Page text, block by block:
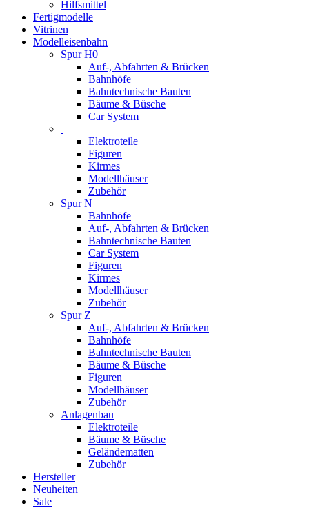
Hilfsmittel
Fertigmodelle
Vitrinen
Modelleisenbahn
Spur H0
Auf-, Abfahrten & Brücken
Bahnhöfe
Bahntechnische Bauten
Bäume & Büsche
Car System
Elektroteile
Figuren
Kirmes
Modellhäuser
Zubehör
Spur N
Bahnhöfe
Auf-, Abfahrten & Brücken
Bahntechnische Bauten
Car System
Figuren
Kirmes
Modellhäuser
Zubehör
Spur Z
Auf-, Abfahrten & Brücken
Bahnhöfe
Bahntechnische Bauten
Bäume & Büsche
Figuren
Modellhäuser
Zubehör
Anlagenbau
Elektroteile
Bäume & Büsche
Geländematten
Zubehör
Hersteller
Neuheiten
Sale